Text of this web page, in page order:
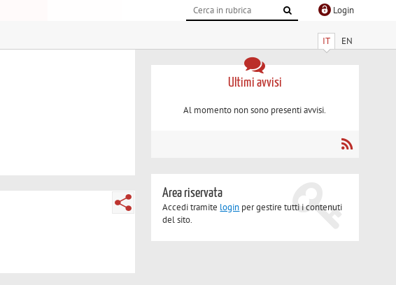
Login
IT EN
Ultimi avvisi
Al momento non sono presenti avvisi.
Area riservata
Accedi tramite login per gestire tutti i contenuti
del sito.